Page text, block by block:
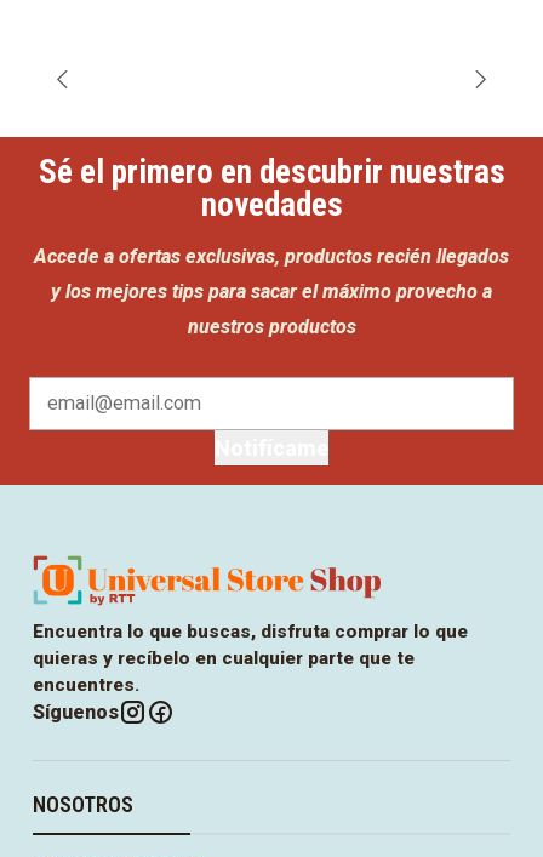
Sé el primero en descubrir nuestras
novedades
Accede a ofertas exclusivas, productos recién llegados
y los mejores tips para sacar el máximo provecho a
nuestros productos
Encuentra lo que buscas, disfruta comprar lo que
quieras y recíbelo en cualquier parte que te
encuentres.
Síguenos
NOSOTROS